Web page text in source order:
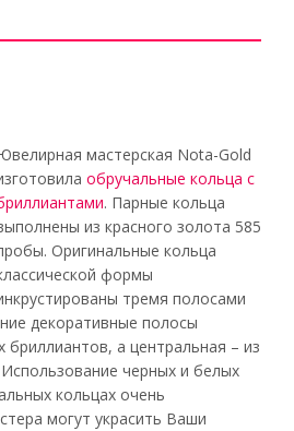
мастерская Nota-Gold
обручальные кольца с
. Парные кольца
из красного золота 585
Оригинальные кольца
формы
тремя полосами
декоративные полосы
бриллиантов, а центральная – из
черных и белых
кольцах очень
могут украсить Ваши